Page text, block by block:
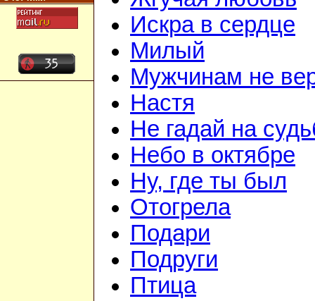
Искра в сердце
Милый
Мужчинам не
Настя
Не гадай на
Небо в октябре
Ну, где ты был
Отогрела
Подари
Подруги
Птица